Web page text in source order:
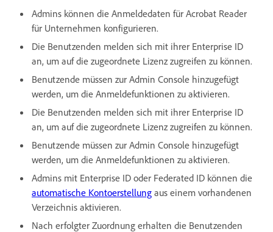
Admins können die Anmeldedaten für Acrobat Reader
für Unternehmen konfigurieren.
Die Benutzenden melden sich mit ihrer Enterprise ID
an, um auf die zugeordnete Lizenz zugreifen zu können.
Benutzende müssen zur Admin Console hinzugefügt
werden, um die Anmeldefunktionen zu aktivieren.
Die Benutzenden melden sich mit ihrer Enterprise ID
an, um auf die zugeordnete Lizenz zugreifen zu können.
Benutzende müssen zur Admin Console hinzugefügt
werden, um die Anmeldefunktionen zu aktivieren.
Admins mit Enterprise ID oder Federated ID können die
automatische Kontoerstellung aus einem vorhandenen
Verzeichnis aktivieren.
Nach erfolgter Zuordnung erhalten die Benutzenden